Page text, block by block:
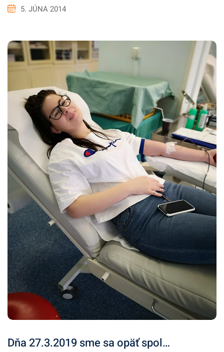
5. JÚNA 2014
Dňa 27.3.2019 sme sa opäť spol…